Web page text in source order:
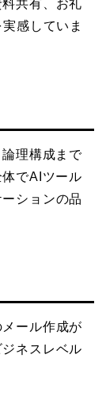
共有、お礼
感していま
理構成まで
でAIツール
ションの品
ール作成が
ネスレベル